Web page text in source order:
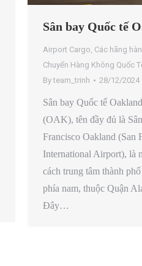
Sân bay Quốc tế
Airport Cargo, Các hãng
Chuyển Hàng Không Quốc
Byteam_trinh 28/12/2024
Sân bay Quốc tế
(OAK), tên đầy đủ là
Francisco Oakland (San
International Airport), là
cách trung tâm thành
phía nam, thuộc Quận
Đây…